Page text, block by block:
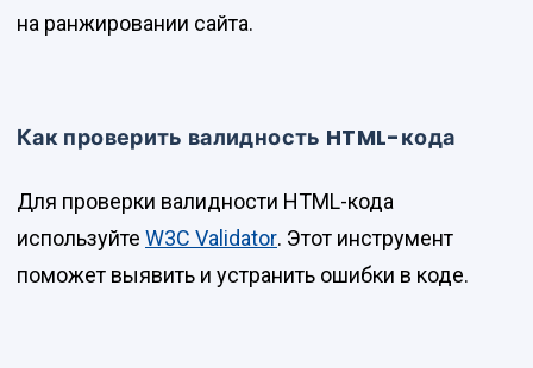
на ранжировании сайта.
Как проверить валидность HTML-кода
Для проверки валидности HTML-кода
используйте W3C Validator. Этот инструмент
поможет выявить и устранить ошибки в коде.